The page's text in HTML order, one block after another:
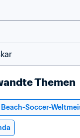
Themen
Beach-Soccer-